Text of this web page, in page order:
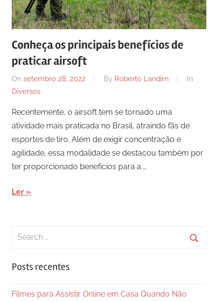
Conheça os principais benefícios de
praticar airsoft
On setembro 28, 2022 By Roberto Landim
In
Diversos
Recentemente, o airsoft tem se tornado uma
atividade mais praticada no Brasil, atraindo fãs de
esportes de tiro. Além de exigir concentração e
agilidade, essa modalidade se destacou também por
ter proporcionado benefícios para a …
Ler
Search
Posts recentes
Filmes para Assistir Online em Casa Quando Não